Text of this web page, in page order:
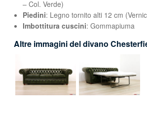
– Col. Verde)
Piedini: Legno tornito alti 12 cm
Imbottitura cuscini: Gommapiuma
Altre immagini del divano